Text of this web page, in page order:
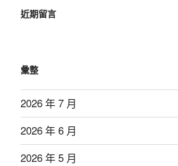
近期留言
彙整
2026 年 7 月
2026 年 6 月
2026 年 5 月